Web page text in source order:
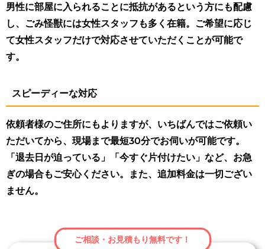
男性に部屋に入られることに抵抗があるという方にも配慮
し、ごみ怪獣には女性スタッフも多く在籍。ご希望に応じ
て女性スタッフだけで対応させていただくことが可能で
す。
スピーディーな対応
依頼者様のご住所にもよりますが、いちばんではご依頼い
ただいてから、現場まで最短30分でお伺いが可能です。
「退去日が迫っている」「今すぐ片付けたい」など、お急
ぎの場合もご安心ください。また、追加料金は一切ござい
ません。
ご相談・お見積もり無料です！